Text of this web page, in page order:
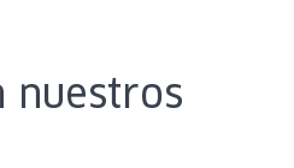
nuestros